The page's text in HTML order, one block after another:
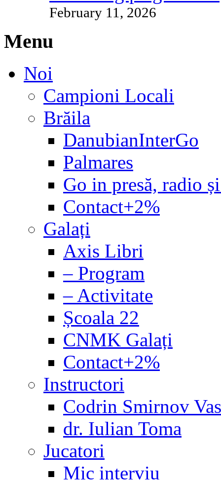
February 11, 2026
Menu
Noi
Campioni Locali
Brăila
DanubianInterGo
Palmares
Go in presă, radio
Contact+2%
Galați
Axis Libri
– Program
– Activitate
Școala 22
CNMK Galați
Contact+2%
Instructori
Codrin Smirnov
dr. Iulian Toma
Jucatori
Mic interviu